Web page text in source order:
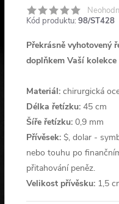
Kód produktu: 98/ST428
Překrásně vyhotovený
doplňkem Vaší kolekce
Materiál: chirurgická
Délka řetízku: 45 cm
Šíře řetízku: 0,9 mm
Přívěsek: $, dolar -
nebo touhu po
přitahování peněz.
Velikost přívěsku: 1,5